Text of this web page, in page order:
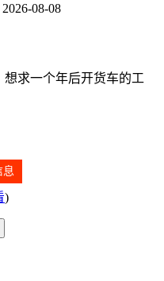
08-08
想求一个年后开货车的工
息
)